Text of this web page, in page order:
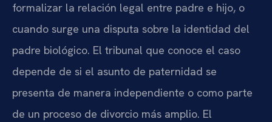
formalizar la relación legal entre padre e hijo, o
cuando surge una disputa sobre la identidad del
padre biológico. El tribunal que conoce el caso
depende de si el asunto de paternidad se
presenta de manera independiente o como parte
de un proceso de divorcio más amplio. El